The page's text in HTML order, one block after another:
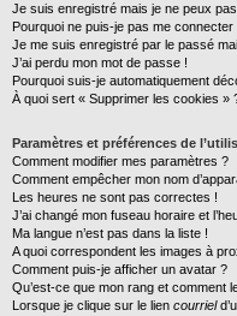
Je suis enregistré mais je ne peux
Pourquoi ne puis-je pas me connecter
Je me suis enregistré par le passé
J’ai perdu mon mot de passe !
Pourquoi suis-je automatiquement
À quoi sert « Supprimer les cookies »
Paramètres et préférences de
Comment modifier mes paramètres ?
Comment empêcher mon nom
Les heures ne sont pas correctes !
J’ai changé mon fuseau horaire et
Ma langue n’est pas dans la liste !
A quoi correspondent les images à
Comment puis-je afficher un avatar ?
Qu’est-ce que mon rang et comment
Lorsque je clique sur le lien courriel